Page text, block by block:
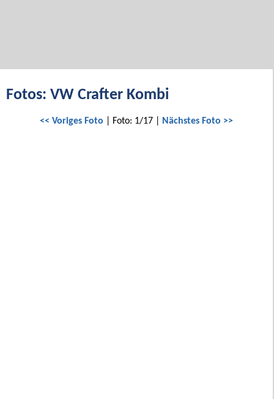
Fotos: VW Crafter Kombi
<< Voriges Foto | Foto: 1/17 | Nächstes Foto >>